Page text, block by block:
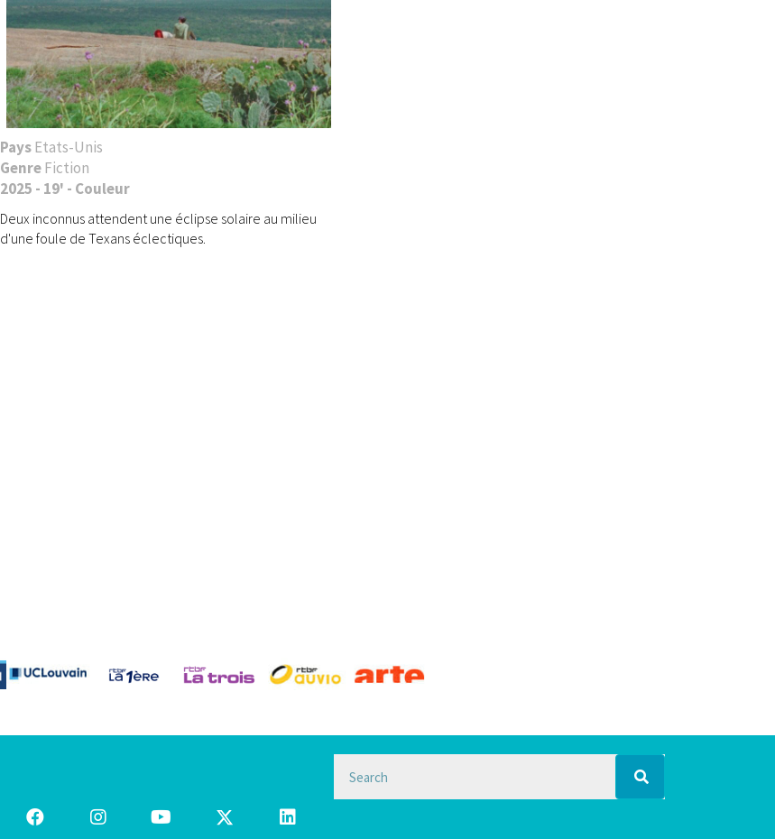
PaysEtats-Unis
GenreFiction
2025 - 19' - Couleur
Deux inconnus attendent une éclipse solaire au milieu
d'une foule de Texans éclectiques.